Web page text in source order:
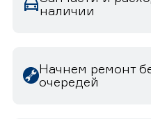
наличии
Начнем ремонт
очередей